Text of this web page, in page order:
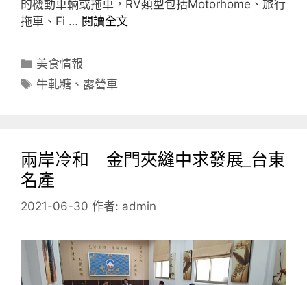
的機動車輛或拖車，RV類型包括Motorhome、旅行
拖車、Fi … 閱讀全文
分
類
美食情報
標
牛軋糖 、 露營車
兩岸冷和 金門夾縫中求發展_台東
名產
2021-06-30 作者: admin